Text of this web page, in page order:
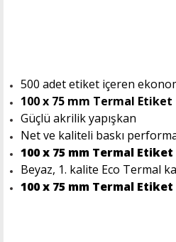
500 adet etiket içeren
100 x 75 mm Termal Etiket
Güçlü akrilik yapışkan
Net ve kaliteli baskı
100 x 75 mm Termal Etiket
Beyaz, 1. kalite Eco Termal
100 x 75 mm Termal Etiket